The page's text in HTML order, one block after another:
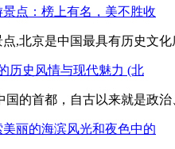
点：榜上有名，美不胜收
,北京是中国最具有历史文
历史风情与现代魅力 (北
国的首都，自古以来就是政
美丽的海滨风光和夜色中的